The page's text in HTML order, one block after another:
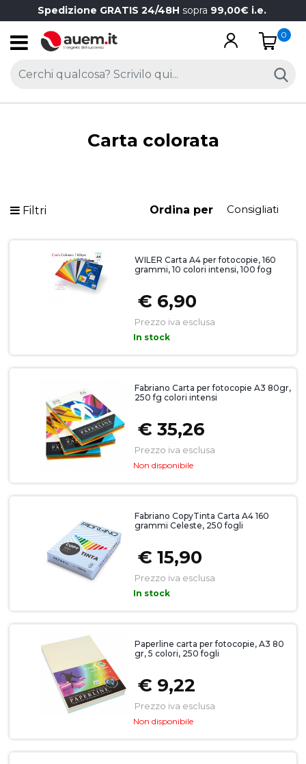
Spedizione GRATIS 24/48H sopra 99,00€ i.e.
Open
0
Carta colorata
Filtri Ordina per
WILER Carta A4 per fotocopie, 160
grammi, 10 colori intensi, 100 fog
€ 6,90
Prezzo iva esclusa
In stock
Fabriano Carta per fotocopie A3 80gr,
250 fg colori intensi
€ 35,26
Prezzo iva esclusa
Non disponibile
Fabriano CopyTinta Carta A4 160
grammi Celeste, 250 fogli
€ 15,90
Prezzo iva esclusa
In stock
Paperline carta per fotocopie, A3 80
gr, 5 colori, 250 fogli
€ 9,22
Prezzo iva esclusa
Non disponibile